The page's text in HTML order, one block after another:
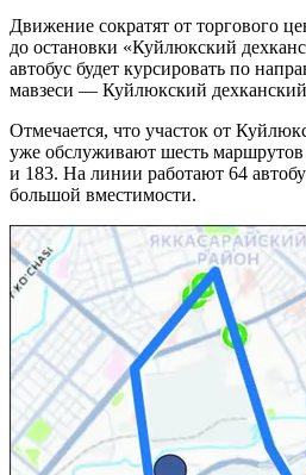
Движение сократят от торгового
до остановки «Куйлюкский
автобус будет курсировать по
мавзеси — Куйлюкский дехканский
Отмечается, что участок от
уже обслуживают шесть
и 183. На линии работают 64
большой вместимости.